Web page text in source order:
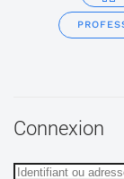
Connexion